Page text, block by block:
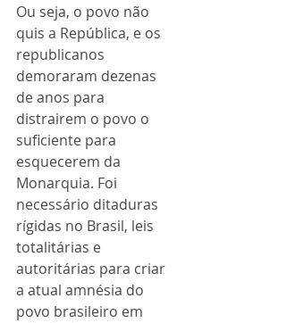
Ou seja, o povo não
quis a República, e os
republicanos
demoraram dezenas
de anos para
distrairem o povo o
suficiente para
esquecerem da
Monarquia. Foi
necessário ditaduras
rígidas no Brasil, leis
totalitárias e
autoritárias para criar
a atual amnésia do
povo brasileiro em